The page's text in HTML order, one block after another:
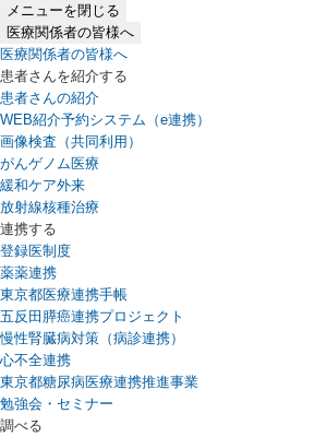
（新しいタブで開きます）
メニューを閉じる
医療関係者の皆様へ
医療関係者の皆様へ
患者さんを紹介する
患者さんの紹介
WEB紹介予約システム（e連携）
（新しいタブで開きます）
画像検査（共同利用）
がんゲノム医療
緩和ケア外来
放射線核種治療
連携する
登録医制度
薬薬連携
東京都医療連携手帳
五反田膵癌連携プロジェクト
慢性腎臓病対策（病診連携）
心不全連携
東京都糖尿病医療連携推進事業
勉強会・セミナー
調べる